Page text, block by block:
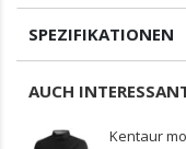
SPEZIFIKATIONEN
AUCH
Kentaur